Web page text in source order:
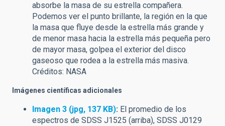
absorbe la masa de su estrella compañera.
Podemos ver el punto brillante, la región en la que
la masa que fluye desde la estrella más grande y
de menor masa hacia la estrella más pequeña pero
de mayor masa, golpea el exterior del disco
gaseoso que rodea a la estrella más masiva.
Créditos: NASA
Imágenes científicas adicionales
Imagen 3 (jpg, 137 KB): El promedio de los
espectros de SDSS J1525 (arriba), SDSS J0129